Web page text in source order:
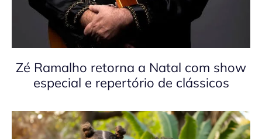
Zé Ramalho retorna a Natal com show
especial e repertório de clássicos